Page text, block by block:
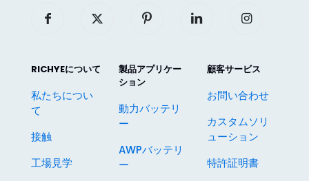
RICHYEについて
私たちについ
て
接触
工場見学
製品アプリケー
ション
動力バッテリ
ー
AWPバッテリ
ー
顧客サービス
お問い合わせ
カスタムソリ
ューション
特許証明書